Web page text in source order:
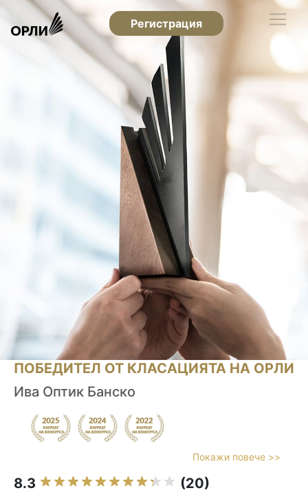
Регистрация
ПОБЕДИТЕЛ ОТ КЛАСАЦИЯТА НА ОРЛИ
Ива Оптик Банско
Покажи повече >>
8.3 (20)